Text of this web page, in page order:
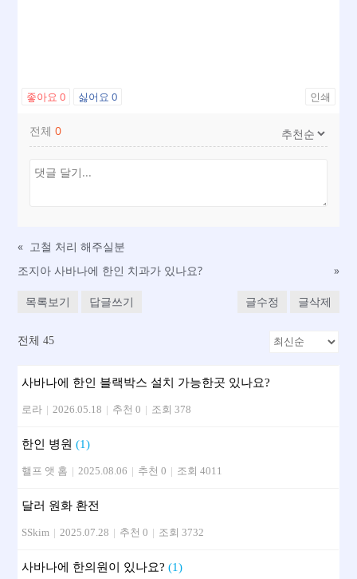
좋아요0 싫어요0 인쇄
전체0
« 고철 처리 해주실분
조지아 사바나에 한인 치과가 있나요?
»
목록보기 답글쓰기 글수정 글삭제
전체 45
사바나에 한인 블랙박스 설치 가능한곳 있나요?
로라 | 2026.05.18 | 추천 0 | 조회 378
한인 병원(1)
핼프 앳 홈 | 2025.08.06 | 추천 0 | 조회 4011
달러 원화 환전
SSkim | 2025.07.28 | 추천 0 | 조회 3732
사바나에 한의원이 있나요?(1)